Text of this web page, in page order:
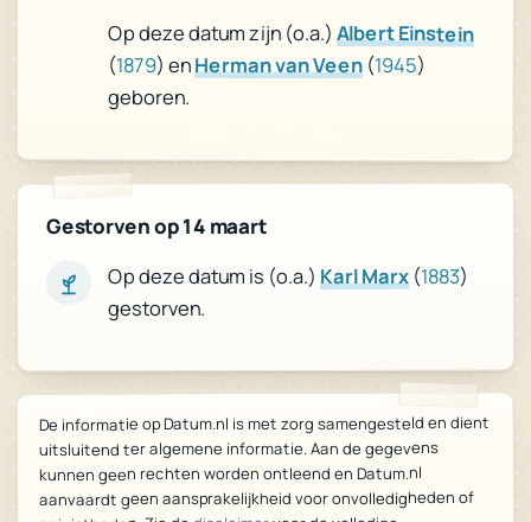
Op deze datum zijn (o.a.) Albert Einstein
(1879) enHerman van Veen(1945)
geboren.
Gestorven op 14 maart
Op deze datum is (o.a.)Karl Marx(1883)
gestorven.
De informatie op Datum.nl is met zorg samengesteld en dient
uitsluitend ter algemene informatie. Aan de gegevens
kunnen geen rechten worden ontleend en Datum.nl
aanvaardt geen aansprakelijkheid voor onvolledigheden of